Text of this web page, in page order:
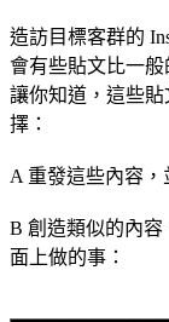
造訪目標客群的
會有些貼文比一
讓你知道，這些
擇：
A 重發這些內容，
B 創造類似的內容
面上做的事：